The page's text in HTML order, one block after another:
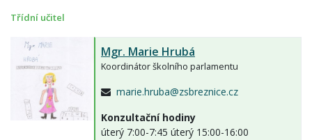
Třídní učitel
Mgr. Marie Hrubá
Koordinátor školního parlamentu
marie.hruba@zsbreznice.cz
Konzultační hodiny
úterý 7:00-7:45 úterý 15:00-16:00